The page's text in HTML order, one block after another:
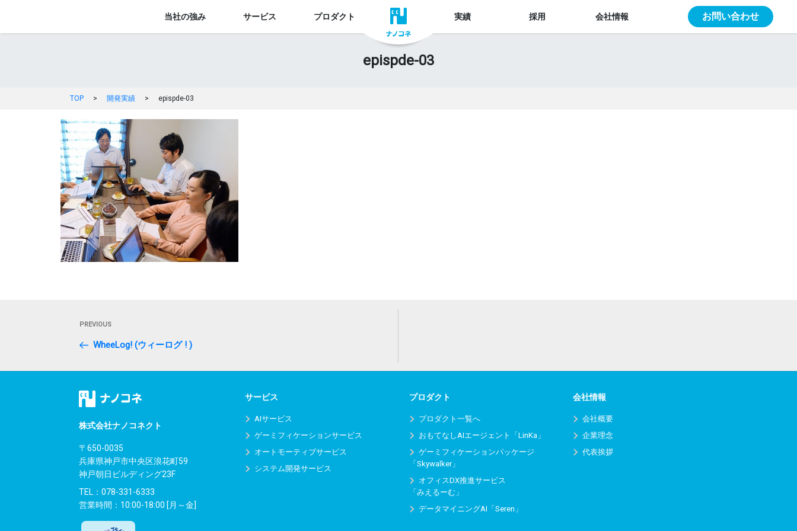
当社の強み サービス プロダクト 実績 採用 会社情報 お問い合わせ
epispde-03
TOP > 開発実績 > epispde-03
ビ
ゲ
ョ
ン
Previous
Post
PREVIOUS
WheeLog! (ウィーログ ! )
株式会社ナノコネクト
〒650-0035
兵庫県神戸市中央区浪花町59
神戸朝日ビルディング23F
TEL： 078-331-6333
営業時間：10:00-18:00 [月～金]
サービス
AIサービス
ゲーミフィケーションサービス
オートモーティブサービス
システム開発サービス
プロダクト
プロダクト一覧へ
おもてなしAIエージェント「LinKa」
ゲーミフィケーションパッケージ
「Skywalker」
オフィスDX推進サービス
「みえるーむ」
データマイニングAI「Seren」
会社情報
会社概要
企業理念
代表挨拶